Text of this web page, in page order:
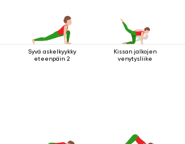
Syvä askelkyykky
eteenpäin 2
Kissan jalkojen
venytysliike